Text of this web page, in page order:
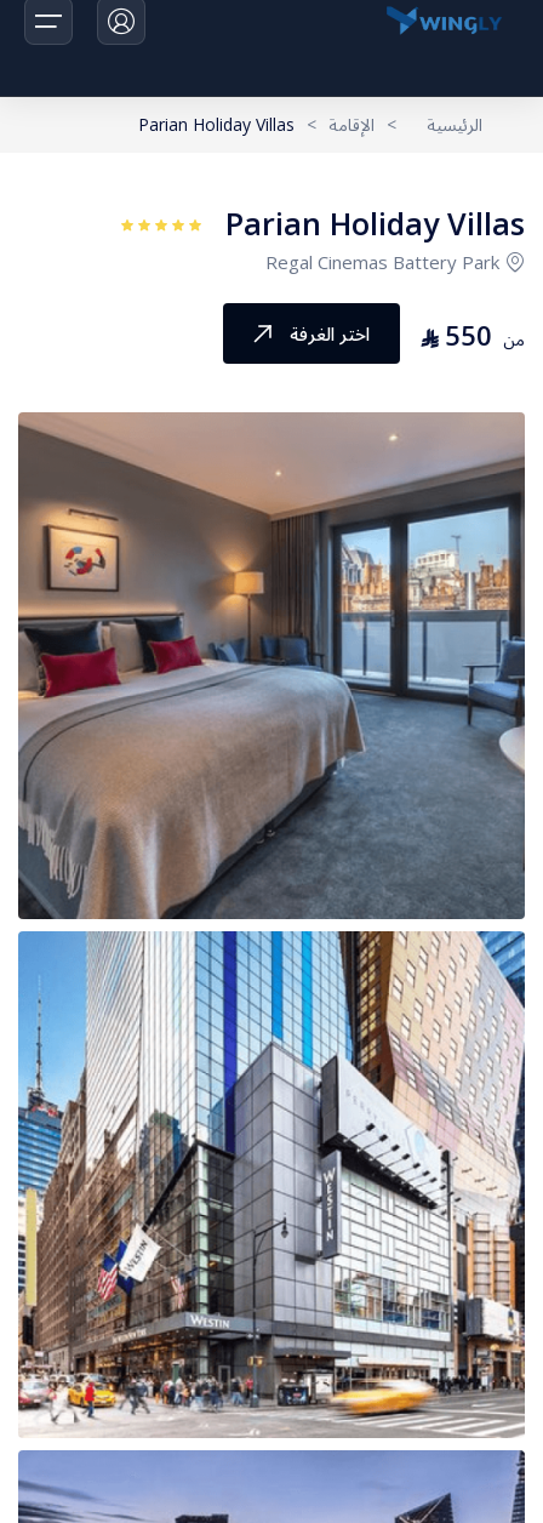
الرحلات
تواصل معانا
الرئيسية > الإقامة >
Parian Holiday Villas
Parian Holiday Villas
Regal Cinemas Battery Park
من 550
⃁ اختر الغرفة